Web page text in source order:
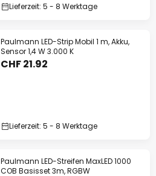
Lieferzeit: 5 - 8 Werktage
Paulmann LED-Strip Mobil 1 m, Akku,
Sensor 1,4 W 3.000 K
CHF 21.92
Lieferzeit: 5 - 8 Werktage
Paulmann LED-Streifen MaxLED 1000
COB Basisset 3m, RGBW